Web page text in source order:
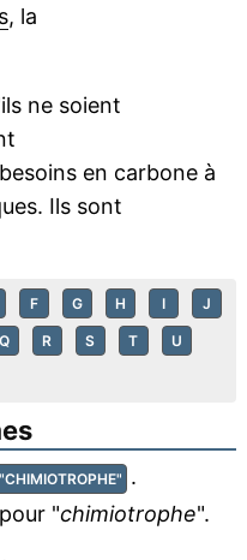
, la
ne soient
en carbone à
Ils sont
F G H I J
Q R S T U
.
"chimiotrophe".